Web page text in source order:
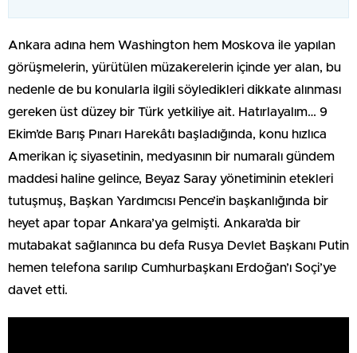
Ankara adına hem Washington hem Moskova ile yapılan
görüşmelerin, yürütülen müzakerelerin içinde yer alan, bu
nedenle de bu konularla ilgili söyledikleri dikkate alınması
gereken üst düzey bir Türk yetkiliye ait. Hatırlayalım… 9
Ekim’de Barış Pınarı Harekâtı başladığında, konu hızlıca
Amerikan iç siyasetinin, medyasının bir numaralı gündem
maddesi haline gelince, Beyaz Saray yönetiminin etekleri
tutuşmuş, Başkan Yardımcısı Pence’in başkanlığında bir
heyet apar topar Ankara’ya gelmişti. Ankara’da bir
mutabakat sağlanınca bu defa Rusya Devlet Başkanı Putin
hemen telefona sarılıp Cumhurbaşkanı Erdoğan’ı Soçi’ye
davet etti.